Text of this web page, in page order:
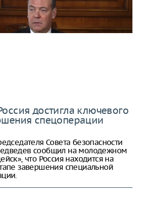
достигла ключевого
спецоперации
Совета безопасности
сообщил на молодежном
что Россия находится на
завершения специальной